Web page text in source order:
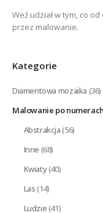
Weź udział w tym, co
przez malowanie.
Kategorie
Diamentowa mozaika (36)
Malowanie po numerach
Abstrakcja(56)
Inne (68)
Kwiaty(40)
Las(14)
Ludzie(41)